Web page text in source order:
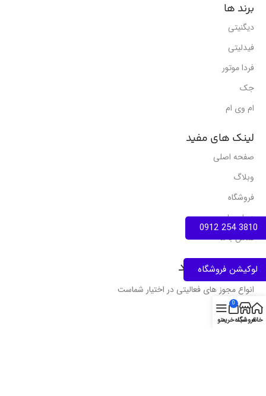
3810 254 0912
لوکیشن فروشگاه
برند ها
دیگنیتی
فیدلیتی
فردا موتور
جک
ام وی ام
لینک های مفید
صفحه اصلی
وبلاگ
فروشگاه
درباره ما
تماس با ما
نمادهای اعتماد
انواع مجوز های فعالیتی در اختیار شماست
خانهفروشگاه
0
سبد خریدمنو